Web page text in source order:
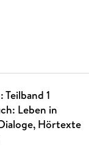
1
Leben in
Hörtexte